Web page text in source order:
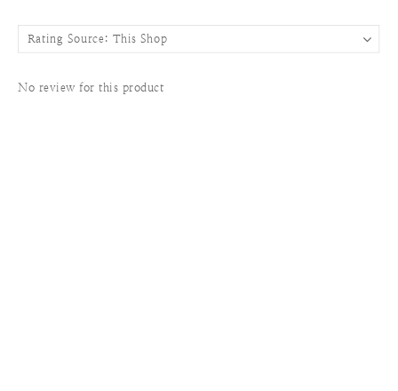
No review for this product